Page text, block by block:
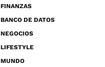
FINANZAS
BANCO DE DATOS
NEGOCIOS
LIFESTYLE
MUNDO